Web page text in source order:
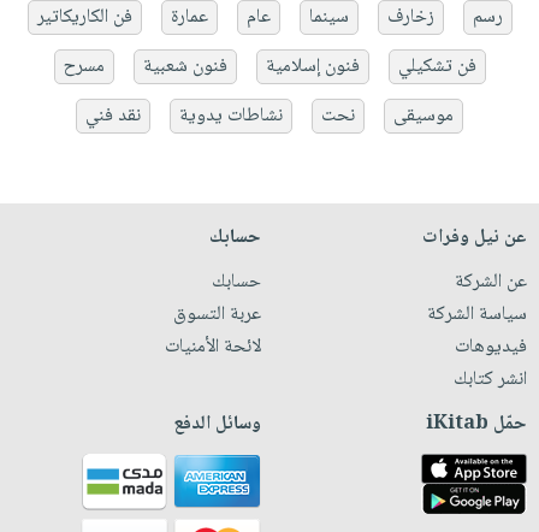
رسم
زخارف سينما عام عمارة
فن الكاريكاتير
فن تشكيلي
فنون إسلامية فنون شعبية
مسرح
موسيقى
نحت نشاطات يدوية نقد فني
عن نيل وفرات
عن الشركة
سياسة الشركة
فيديوهات
انشر كتابك
حسابك
حسابك
عربة التسوق
لائحة الأمنيات
حمّل iKitab وسائل الدفع